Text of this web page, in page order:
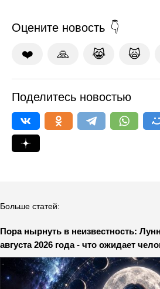
Оцените новость
❤️ 🙏 😹 🙀
Поделитесь новостью
Больше статей:
Пора нырнуть в неизвестность:
августа 2026 года - что ожидает